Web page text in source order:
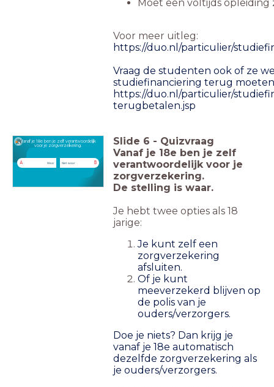
Moet een voltijds opleiding
Voor meer uitleg:
https://duo.nl/particulier/
Vraag de studenten ook of ze
studiefinanciering terug
https://duo.nl/particulier/
terugbetalen.jsp
Vanaf je 18e ben je zelf verantwoordelijk
voor je zorgverzekering.
A Waar B
Niet waar
Slide 6 - Quizvraag
Vanaf je 18e ben je zelf
verantwoordelijk voor je
zorgverzekering.
De stelling is waar.
Je hebt twee opties als 18
jarige:
Je kunt zelf een
zorgverzekering
afsluiten.
Of je kunt
meeverzekerd blijven op
de polis van je
ouders/verzorgers.
Doe je niets? Dan krijg je
vanaf je 18e automatisch
dezelfde zorgverzekering als
je ouders/verzorgers.